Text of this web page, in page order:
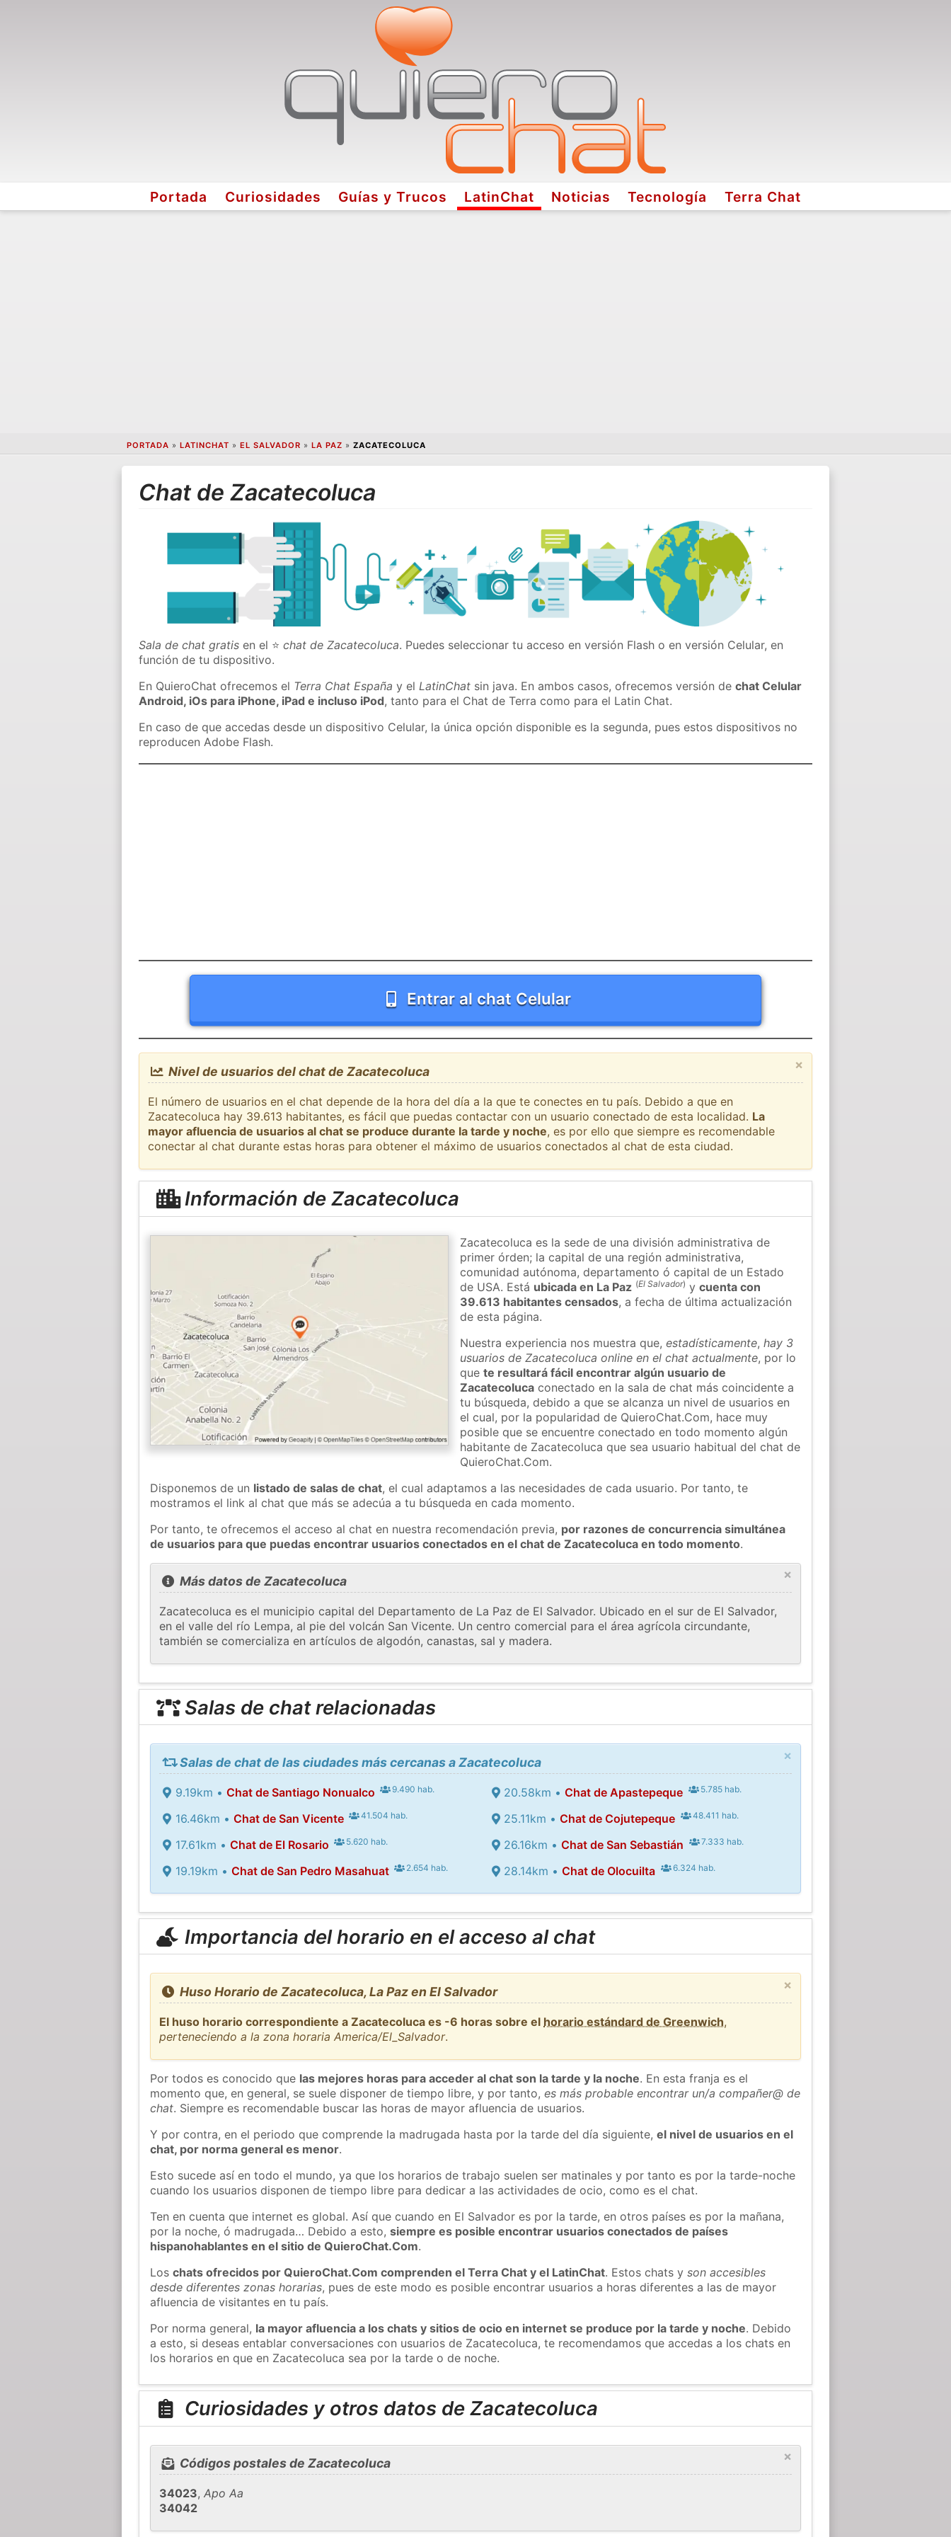
Portada Curiosidades Guías y Trucos LatinChat Noticias Tecnología Terra Chat
PORTADA » LATINCHAT » EL SALVADOR » LA PAZ » ZACATECOLUCA
Chat de Zacatecoluca
Sala de chat gratis en el ⭐chat de Zacatecoluca. Puedes seleccionar tu acceso en versión Flash o en versión Celular, en
función de tu dispositivo.
En QuieroChat ofrecemos el Terra Chat España y elLatinChat sin java. En ambos casos, ofrecemos versión dechat Celular
Android, iOs para iPhone, iPad e incluso iPod, tanto para el Chat de Terra como para el Latin Chat.
En caso de que accedas desde un dispositivo Celular, la única opción disponible es la segunda, pues estos dispositivos no
reproducen Adobe Flash.
Entrar al chat Celular
×
Nivel de usuarios del chat de Zacatecoluca
El número de usuarios en el chat depende de la hora del día a la que te conectes en tu país. Debido a que en
Zacatecoluca hay 39.613 habitantes, es fácil que puedas contactar con un usuario conectado de esta localidad. La
mayor afluencia de usuarios al chat se produce durante la tarde y noche, es por ello que siempre es recomendable
conectar al chat durante estas horas para obtener el máximo de usuarios conectados al chat de esta ciudad.
Información de Zacatecoluca
Zacatecoluca es la sede de una división administrativa de
primer órden; la capital de una región administrativa,
comunidad autónoma, departamento ó capital de un Estado
de USA. Está ubicada en La Paz (El Salvador) ycuenta con
39.613 habitantes censados, a fecha de última actualización
de esta página.
Nuestra experiencia nos muestra que,estadísticamente,hay 3
usuarios de Zacatecoluca online en el chat actualmente, por lo
quete resultará fácil encontrar algún usuario de
Zacatecoluca conectado en la sala de chat más coincidente a
tu búsqueda, debido a que se alcanza un nivel de usuarios en
el cual, por la popularidad de QuieroChat.Com, hace muy
posible que se encuentre conectado en todo momento algún
habitante de Zacatecoluca que sea usuario habitual del chat de
QuieroChat.Com.
Disponemos de un listado de salas de chat, el cual adaptamos a las necesidades de cada usuario. Por tanto, te
mostramos el link al chat que más se adecúa a tu búsqueda en cada momento.
Por tanto, te ofrecemos el acceso al chat en nuestra recomendación previa, por razones de concurrencia simultánea
de usuarios para que puedas encontrar usuarios conectados en el chat de Zacatecoluca en todo momento.
×
Más datos de Zacatecoluca
Zacatecoluca es el municipio capital del Departamento de La Paz de El Salvador. Ubicado en el sur de El Salvador,
en el valle del río Lempa, al pie del volcán San Vicente. Un centro comercial para el área agrícola circundante,
también se comercializa en artículos de algodón, canastas, sal y madera.
Salas de chat relacionadas
×
Salas de chat de las ciudades más cercanas a Zacatecoluca
9.19km • Chat de Santiago Nonualco 9.490 hab.
16.46km • Chat de San Vicente 41.504 hab.
17.61km • Chat de El Rosario 5.620 hab.
19.19km • Chat de San Pedro Masahuat 2.654 hab.
20.58km •Chat de Apastepeque 5.785 hab.
25.11km •Chat de Cojutepeque 48.411 hab.
26.16km •Chat de San Sebastián 7.333 hab.
28.14km •Chat de Olocuilta 6.324 hab.
Importancia del horario en el acceso al chat
×
Huso Horario de Zacatecoluca, La Paz en El Salvador
El huso horario correspondiente a Zacatecoluca es -6 horas sobre el horario estándard de Greenwich,
perteneciendo a la zona horaria America/El_Salvador.
Por todos es conocido que las mejores horas para acceder al chat son la tarde y la noche. En esta franja es el
momento que, en general, se suele disponer de tiempo libre, y por tanto,es más probable encontrar un/a compañer@ de
chat. Siempre es recomendable buscar las horas de mayor afluencia de usuarios.
Y por contra, en el periodo que comprende la madrugada hasta por la tarde del día siguiente,el nivel de usuarios en el
chat, por norma general es menor.
Esto sucede así en todo el mundo, ya que los horarios de trabajo suelen ser matinales y por tanto es por la tarde-noche
cuando los usuarios disponen de tiempo libre para dedicar a las actividades de ocio, como es el chat.
Ten en cuenta que internet es global. Así que cuando en El Salvador es por la tarde, en otros países es por la mañana,
por la noche, ó madrugada… Debido a esto,siempre es posible encontrar usuarios conectados de países
hispanohablantes en el sitio de QuieroChat.Com.
Loschats ofrecidos por QuieroChat.Com comprenden el Terra Chat y el LatinChat. Estos chats yson accesibles
desde diferentes zonas horarias, pues de este modo es posible encontrar usuarios a horas diferentes a las de mayor
afluencia de visitantes en tu país.
Por norma general, la mayor afluencia a los chats y sitios de ocio en internet se produce por la tarde y noche. Debido
a esto, si deseas entablar conversaciones con usuarios de Zacatecoluca, te recomendamos que accedas a los chats en
los horarios en que en Zacatecoluca sea por la tarde o de noche.
Curiosidades y otros datos de Zacatecoluca
×
Códigos postales de Zacatecoluca
34023,Apo Aa
34042